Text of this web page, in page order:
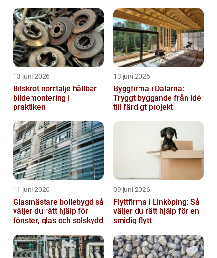
13 juni 2026
Bilskrot norrtälje hållbar
bildemontering i
praktiken
13 juni 2026
Byggfirma i Dalarna:
Tryggt byggande från idé
till färdigt projekt
11 juni 2026
Glasmästare bollebygd så
väljer du rätt hjälp för
fönster, glas och solskydd
09 juni 2026
Flyttfirma i Linköping: Så
väljer du rätt hjälp för en
smidig flytt